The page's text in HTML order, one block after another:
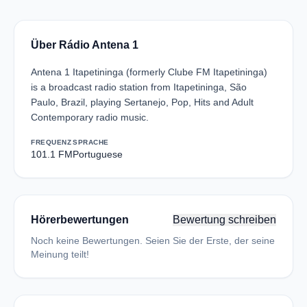
Über Rádio Antena 1
Antena 1 Itapetininga (formerly Clube FM Itapetininga)
is a broadcast radio station from Itapetininga, São
Paulo, Brazil, playing Sertanejo, Pop, Hits and Adult
Contemporary radio music.
FREQUENZ
101.1 FM
SPRACHE
Portuguese
Hörerbewertungen Bewertung schreiben
Noch keine Bewertungen. Seien Sie der Erste, der seine
Meinung teilt!